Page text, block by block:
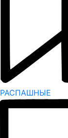
РАСПАШНЫЕ